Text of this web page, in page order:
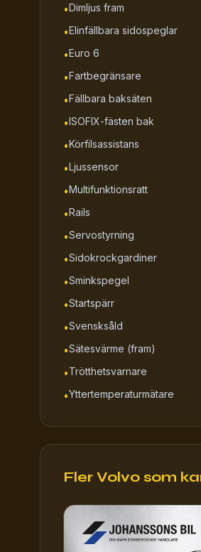
•Dimljus fram
•Elinfällbara sidospeglar
•Euro 6
•Fartbegränsare
•Fällbara baksäten
•ISOFIX-fästen bak
•Körfilsassistans
•Ljussensor
•Multifunktionsratt
•Rails
•Servostyrning
•Sidokrockgardiner
•Sminkspegel
•Startspärr
•Svensksåld
•Sätesvärme (fram)
•Trötthetsvarnare
•Yttertemperaturmätare
Fler Volvo som